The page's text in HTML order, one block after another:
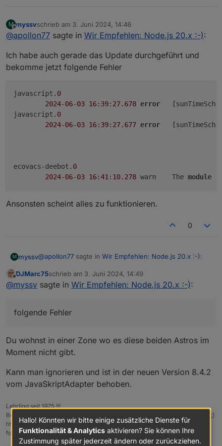
M
Offline
myssvschrieb am 3. Juni 2024, 14:46
zuletzt editiert von
@apollon77 sagte in Wir Empfehlen: Node.js 20.x :-):
Ich habe auch gerade das Update durchgeführt und
bekomme jetzt folgende Fehler
javascript. 0
2024-06-03 16: 39: 27.678 error
javascript. 0
2024-06-03 16: 39: 27.677 error
ecovacs-deebot. 0
2024-06-03 16:41: 10.278
	warn	The
module
Ansonsten scheint alles zu funktionieren.
0
M myssv@apollon77 sagte in Wir Empfehlen: Node.js 20.x :-):
Ich habe auch gerade das Update durchgeführt und
bekomme jetzt folgende Fehler
javascript.0
Ansonsten scheint alles zu funktionieren.
DJMarc75schrieb am 3. Juni 2024, 14:49
zuletzt editiert von
@myssv sagte in Wir Empfehlen: Node.js 20.x :-):
folgende Fehler
Du wohnst in einer Zone wo es diese beiden Astros im
Moment nicht gibt.
Kann man ignorieren und ist in der neuen Version 8.4.2
vom JavaSkriptAdapter behoben.
Lehrling seit 1975 !!!
Beitrag geholfen ? dann gerne ein upvote rechts unten im Beitrag klicken ;)
https://forum.iobroker.net/topic/51555/hinweise-f%C3%BCr-gute-
forenbeitr%C3%A4ge
Hallo! Könnten wir bitte einige zusätzliche Dienste für
Funktionalität & Analytics aktivieren? Sie können Ihre
Zustimmung später jederzeit ändern oder zurückziehen.